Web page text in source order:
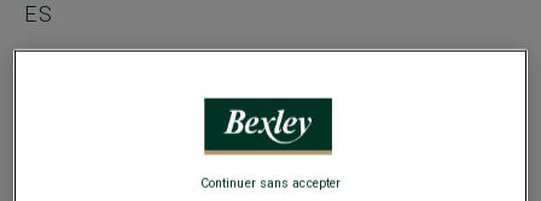
ES
valencia@bexley.fr
Continuer sans accepter